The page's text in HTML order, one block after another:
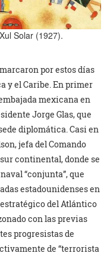
Solar (1927).
por estos días
y el Caribe. En primer
mexicana en
Jorge Glas, que
diplomática. Casi en
jefa del Comando
continental, donde se
“conjunta”, que
estadounidenses en
del Atlántico
con las previas
progresistas de
de “terrorista